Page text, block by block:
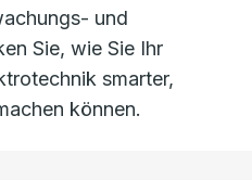
und
Sie, wie Sie Ihr
smarter,
können.